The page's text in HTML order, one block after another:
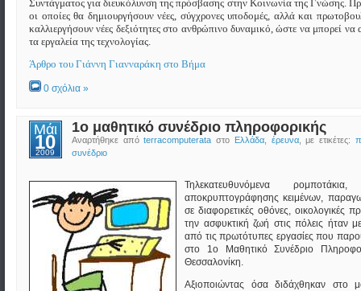
Συντάγματος για διευκόλυνση της πρόσβασης στην Κοινωνία της Γνώσης.
οι οποίες θα δημιουργήσουν νέες, σύγχρονες υποδομές, αλλά και
καλλιεργήσουν νέες δεξιότητες στο ανθρώπινο δυναμικό, ώστε να μπορεί να
τα εργαλεία της τεχνολογίας.
Άρθρο του Γιάννη Γιανναράκη στο Βήμα
0 σχόλια »
Μάι
10
2009
1ο μαθητικό συνέδριο πληροφορικής
Αναρτήθηκε απόterracomputerata στο Ελλάδα, έρευνα, με ετικέτες:
συνέδριο
Τηλεκατευθυνόμενα ρομποτάκια,
αποκρυπτογράφησης κειμένων,
σε διαφορετικές οθόνες, οικολογικές
την ασφυκτική ζωή στις πόλεις ήταν
από τις πρωτότυπες εργασίες που
στο 1ο Μαθητικό Συνέδριο
Θεσσαλονίκη.
Αξιοποιώντας όσα διδάχθηκαν στο